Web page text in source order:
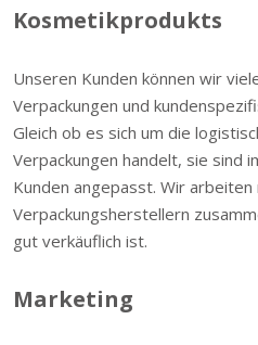
Kosmetikprodukts
Unseren Kunden können wir
Verpackungen und
Gleich ob es sich um die
Verpackungen handelt, sie sind
Kunden angepasst. Wir
Verpackungsherstellern
gut verkäuflich ist.
Marketing